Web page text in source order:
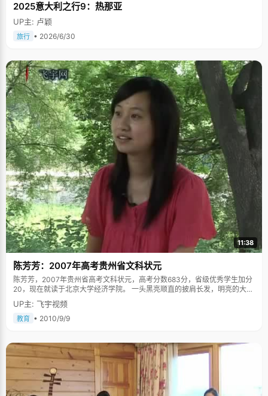
2025意大利之行9：热那亚
UP主: 卢颖
旅行 • 2026/6/30
11:38
陈芳芳：2007年高考贵州省文科状元
陈芳芳，2007年贵州省高考文科状元，高考分数683分，省级优秀学生加分
20，现在就读于北京大学经济学院。 一头黑亮顺直的披肩长发，明亮的大眼
睛，甜甜的酒窝。文静乖巧中透着执着和坚强，贵州省文科状元陈芳芳微微
笑着，眼神明亮而智慧。或许很多见过芳芳的人都认为，一定是上天的特别
眷顾，将幸运赐予了这位才貌双全的女孩。殊不知，在状元光环的背后，是
来养。 从小学三年级开始，陈芳芳就是一头短发，"小时候为了方便，而且梳
头发会疼，于是爸爸就给我剪了短发"，陈芳芳说，"所以从小学到高中我都
是短发，性格也很像男孩子"。 小时候，陈芳芳参加最多的活动就是骑自行车
外出、游泳、到田地里抓小动物，凡是男孩子能干的事情，她都干得不亦乐
乎，"那时候对于女孩子做手工我特别不理解，也很怕逛街，让我去爬山倒是
UP主: 飞宇视频
教育 • 2010/9/9